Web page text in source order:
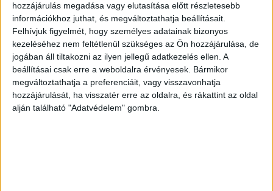
hozzájárulás megadása vagy elutasítása előtt részletesebb
információkhoz juthat, és megváltoztathatja beállításait.
Felhívjuk figyelmét, hogy személyes adatainak bizonyos
kezeléséhez nem feltétlenül szükséges az Ön hozzájárulása, de
jogában áll tiltakozni az ilyen jellegű adatkezelés ellen. A
beállításai csak erre a weboldalra érvényesek. Bármikor
megváltoztathatja a preferenciáit, vagy visszavonhatja
hozzájárulását, ha visszatér erre az oldalra, és rákattint az oldal
alján található "Adatvédelem" gombra.
vállalat társadalmi erőfeszítéseiről; a márkaérték
növelése és az employer branding. Nem érdemes
azonban eladásösztönzésre használni ezeket az
aktivitásokat – ezzel a kérdőívet kitöltők 90%-a egyetért.